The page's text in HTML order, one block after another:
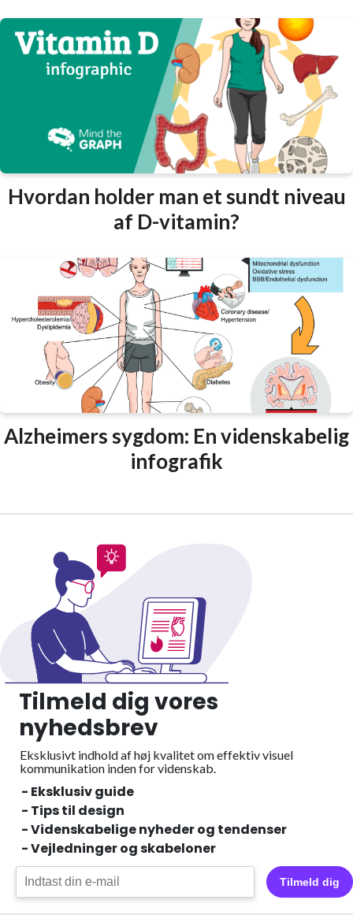
Hvordan holder man et sundt niveau
af D-vitamin?
Alzheimers sygdom: En videnskabelig
infografik
Tilmeld dig vores
nyhedsbrev
Eksklusivt indhold af høj kvalitet om effektiv visuel
kommunikation inden for videnskab.
- Eksklusiv guide
- Tips til design
- Videnskabelige nyheder og tendenser
- Vejledninger og skabeloner
Tilmeld dig